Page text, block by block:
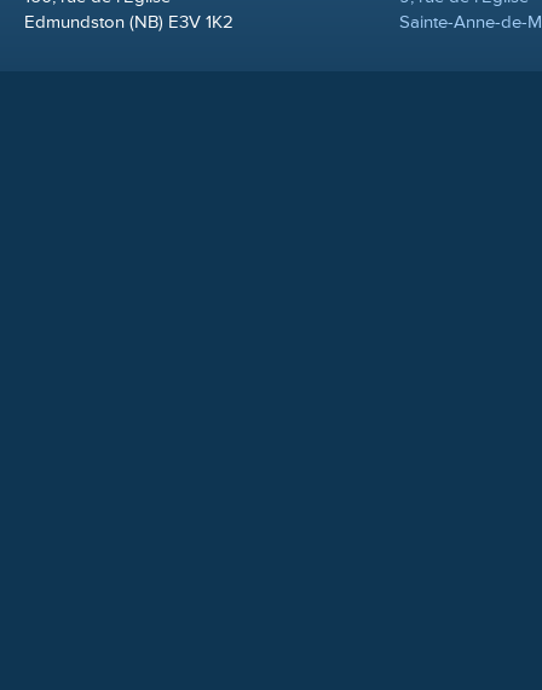
Edmundston (NB) E3V 1K2
Sainte-Anne-de-